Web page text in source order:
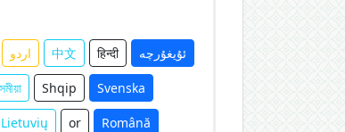
اردو 中文 हिन्दी ئۇيغۇرچە
Shqip Svenska
Lietuvių or Română